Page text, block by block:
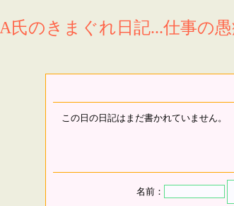
A氏のきまぐれ日記...仕事の
この日の日記はまだ書かれていません。
名前：